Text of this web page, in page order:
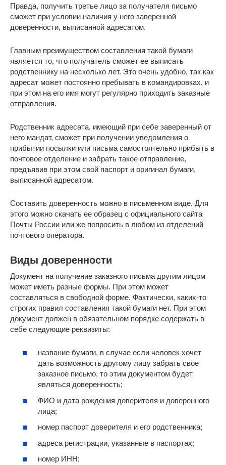
Правда, получить третье лицо за получателя письмо
сможет при условии наличия у него заверенной
доверенности, выписанной адресатом.
Главным преимуществом составления такой бумаги
является то, что получатель сможет ее выписать
родственнику на несколько лет. Это очень удобно, так как
адресат может постоянно пребывать в командировках, и
при этом на его имя могут регулярно приходить заказные
отправления.
Родственник адресата, имеющий при себе заверенный от
него мандат, сможет при получении уведомления о
прибытии посылки или письма самостоятельно прибыть в
почтовое отделение и забрать такое отправление,
предъявив при этом свой паспорт и оригинал бумаги,
выписанной адресатом.
Составить доверенность можно в письменном виде. Для
этого можно скачать ее образец с официального сайта
Почты России или же попросить в любом из отделений
почтового оператора.
Виды доверенности
Документ на получение заказного письма другим лицом
может иметь разные формы. При этом может
составляться в свободной форме. Фактически, каких-то
строгих правил составления такой бумаги нет. При этом
документ должен в обязательном порядке содержать в
себе следующие реквизиты:
название бумаги, в случае если человек хочет
дать возможность другому лицу забрать свое
заказное письмо, то этим документом будет
являться доверенность;
ФИО и дата рождения доверителя и доверенного
лица;
номер паспорт доверителя и его родственника;
адреса регистрации, указанные в паспортах;
номер ИНН;